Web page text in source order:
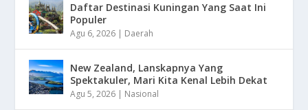
Daftar Destinasi Kuningan Yang Saat Ini
Populer
Agu 6, 2026 Daerah
New Zealand, Lanskapnya Yang
Spektakuler, Mari Kita Kenal Lebih Dekat
Agu 5, 2026 Nasional